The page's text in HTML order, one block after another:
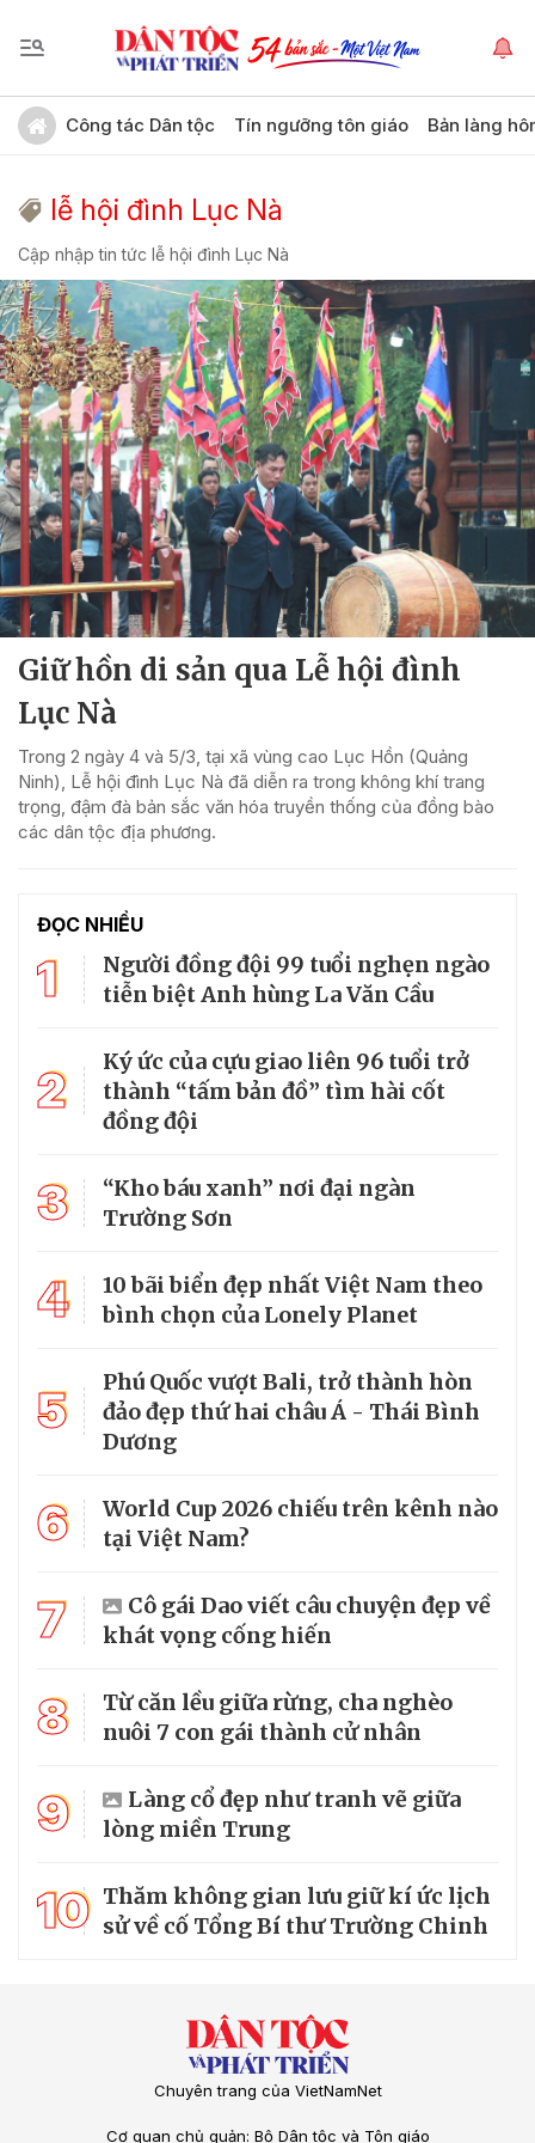
Công tác Dân tộc Tín ngưỡng tôn giáo Bản làng
lễ hội đình Lục Nà
Cập nhập tin tức lễ hội đình Lục Nà
Giữ hồn di sản qua Lễ hội đình
Lục Nà
Trong 2 ngày 4 và 5/3, tại xã vùng cao Lục Hồn (Quảng
Ninh), Lễ hội đình Lục Nà đã diễn ra trong không khí trang
trọng, đậm đà bản sắc văn hóa truyền thống của đồng bào
các dân tộc địa phương.
ĐỌC NHIỀU
1
Người đồng đội 99 tuổi nghẹn ngào
tiễn biệt Anh hùng La Văn Cầu
2
Ký ức của cựu giao liên 96 tuổi trở
thành “tấm bản đồ” tìm hài cốt
đồng đội
3
“Kho báu xanh” nơi đại ngàn
Trường Sơn
4
10 bãi biển đẹp nhất Việt Nam theo
bình chọn của Lonely Planet
5
Phú Quốc vượt Bali, trở thành hòn
đảo đẹp thứ hai châu Á - Thái Bình
Dương
6
World Cup 2026 chiếu trên kênh nào
tại Việt Nam?
7
Cô gái Dao viết câu chuyện đẹp về
khát vọng cống hiến
8
Từ căn lều giữa rừng, cha nghèo
nuôi 7 con gái thành cử nhân
9
Làng cổ đẹp như tranh vẽ giữa
lòng miền Trung
10 Thăm không gian lưu giữ kí ức lịch
sử về cố Tổng Bí thư Trường Chinh
Chuyên trang của VietNamNet
Cơ quan chủ quản: Bộ Dân tộc và Tôn giáo